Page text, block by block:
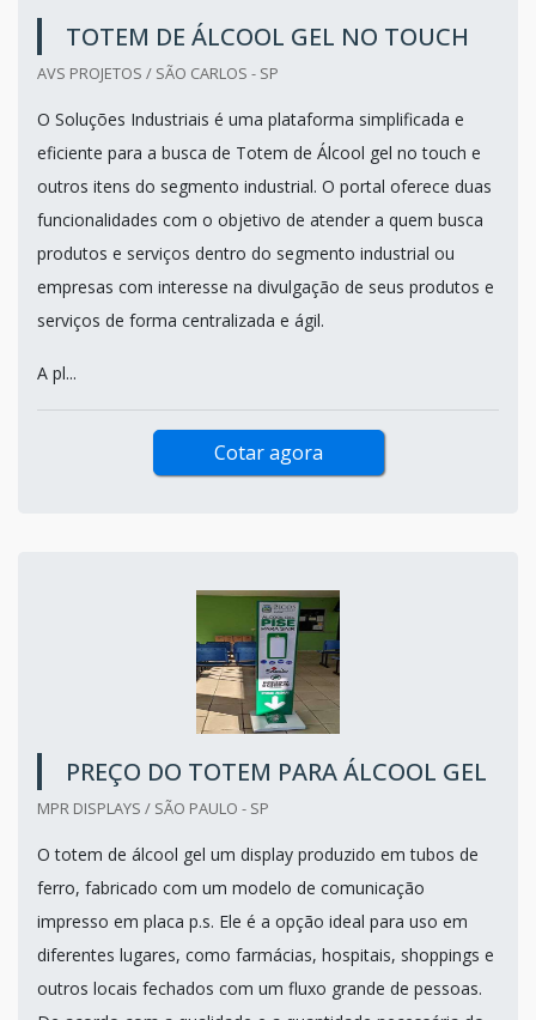
TOTEM DE ÁLCOOL GEL NO TOUCH
AVS PROJETOS / SÃO CARLOS - SP
O Soluções Industriais é uma plataforma simplificada e
eficiente para a busca de Totem de Álcool gel no touch e
outros itens do segmento industrial. O portal oferece duas
funcionalidades com o objetivo de atender a quem busca
produtos e serviços dentro do segmento industrial ou
empresas com interesse na divulgação de seus produtos e
serviços de forma centralizada e ágil.
A pl...
Cotar agora
PREÇO DO TOTEM PARA ÁLCOOL GEL
MPR DISPLAYS / SÃO PAULO - SP
O totem de álcool gel um display produzido em tubos de
ferro, fabricado com um modelo de comunicação
impresso em placa p.s. Ele é a opção ideal para uso em
diferentes lugares, como farmácias, hospitais, shoppings e
outros locais fechados com um fluxo grande de pessoas.